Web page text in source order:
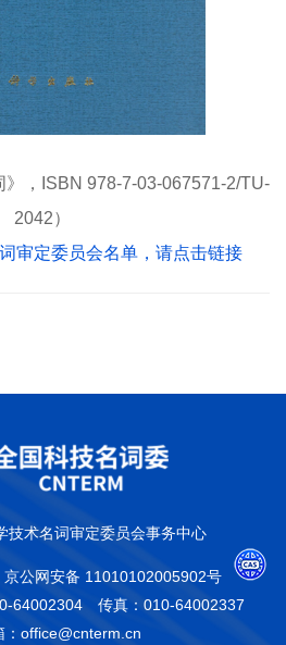
，
ISBN 978-7-03-067571-2/TU-
2042）
审定委员会名单，请点击链接
技术名词审定委员会事务中心
京公网安备 11010102005902号
64002304
传真：010-64002337
：office@cnterm.cn